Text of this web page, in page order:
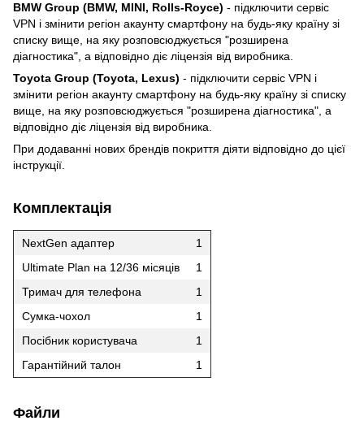
BMW Group (BMW, MINI, Rolls-Royce) - підключити сервіс
VPN і змінити регіон акаунту смартфону на будь-яку країну зі
списку вище, на яку розповсюджується "розширена
діагностика", а відповідно діє ліцензія від виробника.
Toyota Group (Toyota, Lexus) - підключити сервіс VPN і
змінити регіон акаунту смартфону на будь-яку країну зі списку
вище, на яку розповсюджується "розширена діагностика", а
відповідно діє ліцензія від виробника.
При додаванні нових брендів покриття діяти відповідно до цієї
інструкції.
Комплектація
NextGen адаптер
1
Ultimate Plan на 12/36 місяців
1
Тримач для телефона
1
Сумка-чохол
1
Посібник користувача
1
Гарантійний талон
1
Файли